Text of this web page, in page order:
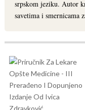
srpskom jeziku. Autor
savetima i smernicama